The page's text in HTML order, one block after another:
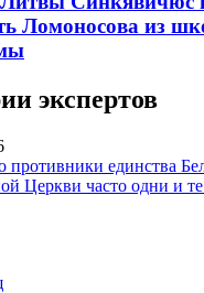
Ломоносова из
экспертов
противники единства
Церкви часто одни и